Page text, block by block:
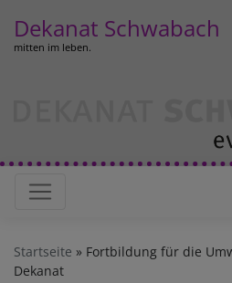
zum
Inhalt
Dekanat Schwabach
mitten im leben.
Hauptnavigation
Startseite
Fortbildung für die
Dekanat